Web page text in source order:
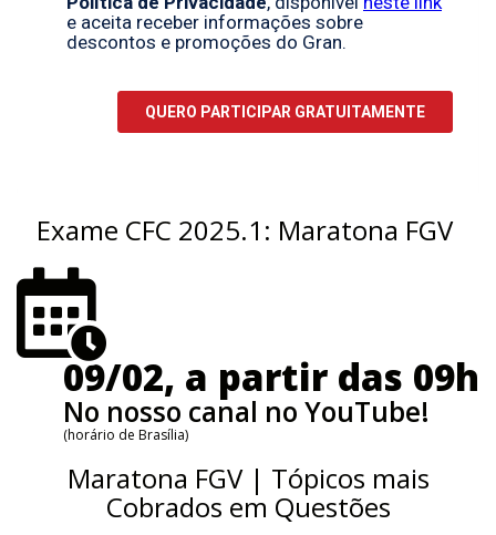
Exame CFC 2025.1: Maratona FGV
09/02, a partir das 09h
No nosso canal no YouTube!
(horário de Brasília)
Maratona FGV | Tópicos mais
Cobrados em Questões